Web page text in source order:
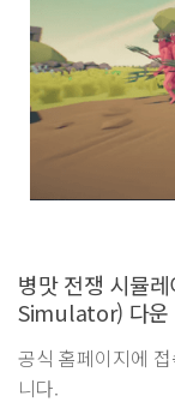
병맛 전쟁 시뮬
Simulator) 다운
공식 홈페이지에
니다.